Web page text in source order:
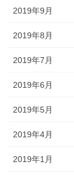
2019年9月
2019年8月
2019年7月
2019年6月
2019年5月
2019年4月
2019年1月